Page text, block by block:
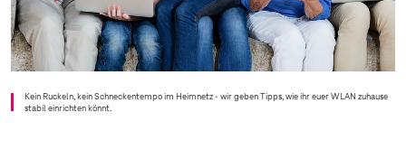
Kein Ruckeln, kein Schneckentempo im Heimnetz - wir geben Tipps, wie ihr euer WLAN zuhause
stabil einrichten könnt.